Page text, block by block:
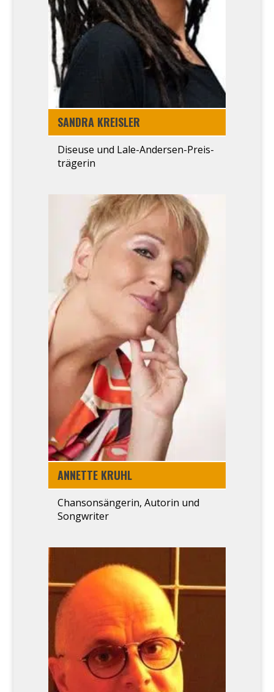
SAN­DRA KREIS­LER
Diseu­se und Lale-Ander­sen-Preis­
trä­ge­rin
ANNET­TE KRUHL
Chanson­sängerin, Autorin und
Song­wri­ter